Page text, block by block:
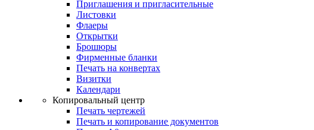
Приглашения и пригласительные
Листовки
Флаеры
Открытки
Брошюры
Фирменные бланки
Печать на конвертах
Визитки
Календари
Копировальный центр
Печать чертежей
Печать и копирование документов